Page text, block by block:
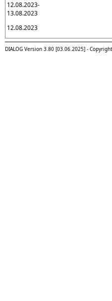
12.08.2023-
13.08.2023
12.08.2023
DIALOG Version 3.80 [03.06.2025] -